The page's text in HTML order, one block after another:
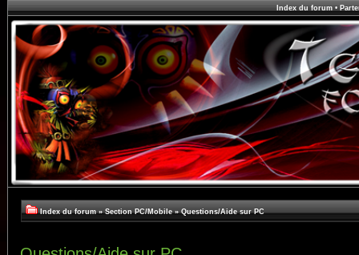
Index du forum•
Index du forum » Section PC/Mobile » Questions/Aide sur PC